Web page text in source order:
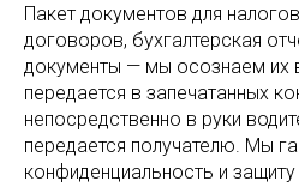
Пакет документов для
договоров, бухгалтерская
документы — мы осознаем их
передается в запечатанных
непосредственно в руки
передается получателю. Мы
конфиденциальность и